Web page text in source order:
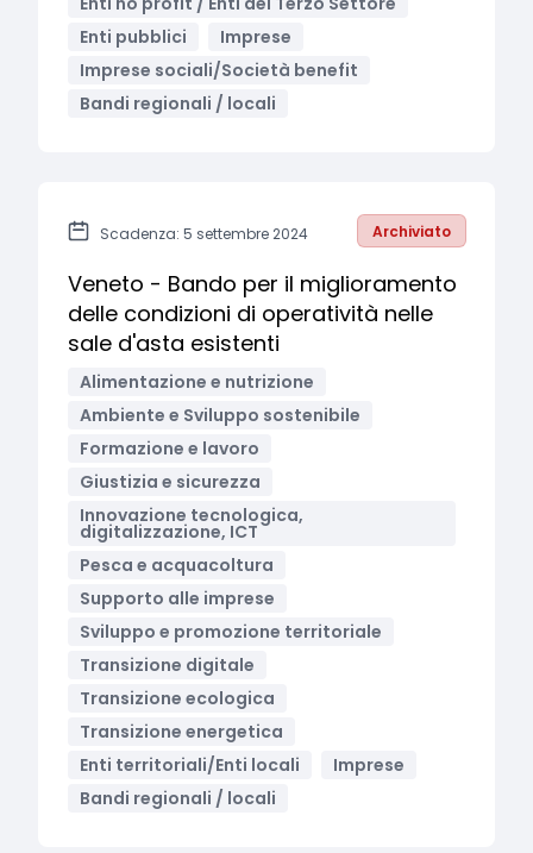
Enti pubblici
Imprese
Imprese sociali/Società benefit
Bandi regionali / locali
Scadenza: 5 settembre 2024 Archiviato
Veneto - Bando per il miglioramento
delle condizioni di operatività nelle
sale d'asta esistenti
Alimentazione e nutrizione
Ambiente e Sviluppo sostenibile
Formazione e lavoro
Giustizia e sicurezza
Innovazione tecnologica,
digitalizzazione, ICT
Pesca e acquacoltura
Supporto alle imprese
Sviluppo e promozione territoriale
Transizione digitale
Transizione ecologica
Transizione energetica
Enti territoriali/Enti locali
Imprese
Bandi regionali / locali